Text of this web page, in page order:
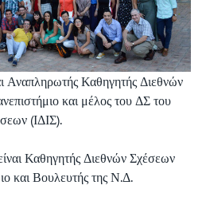
Αναπληρωτής Καθηγητής Διεθνών
και μέλος του ΔΣ του
(ΙΔΙΣ).
Καθηγητής Διεθνών Σχέσεων
και Βουλευτής της Ν.Δ.